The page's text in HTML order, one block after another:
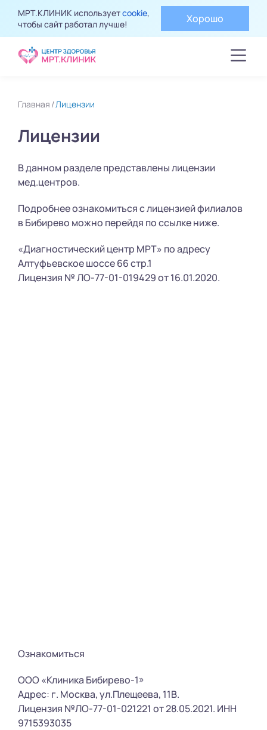
МРТ.КЛИНИК используетcookie,
чтобы сайт работал лучше!
Хорошо
Главная Лицензии
Лицензии
В данном разделе представлены лицензии
мед.центров.
Подробнее ознакомиться с лицензией филиалов
в Бибирево можно перейдя по ссылке ниже.
«Диагностический центр МРТ» по адресу
Алтуфьевское шоссе 66 стр.1
Лицензия № ЛО-77-01-019429 от 16.01.2020.
Ознакомиться
ООО «Клиника Бибирево-1»
Адрес: г. Москва, ул.Плещеева, 11В.
Лицензия №ЛО-77-01-021221 от 28.05.2021. ИНН
9715393035